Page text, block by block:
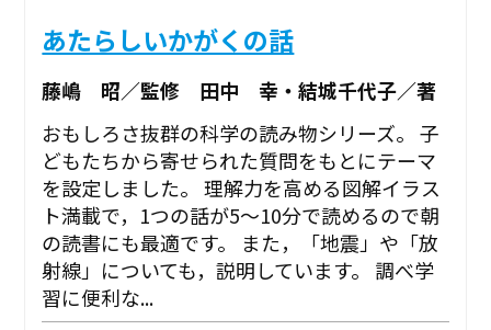
あたらしいかがくの話
藤嶋 昭／監修 田中 幸・結城千代子／著
おもしろさ抜群の科学の読み物シリーズ。 子
どもたちから寄せられた質問をもとにテーマ
を設定しました。 理解力を高める図解イラス
ト満載で，1つの話が5～10分で読めるので朝
の読書にも最適です。 また，「地震」や「放
射線」についても，説明しています。 調べ学
習に便利な...